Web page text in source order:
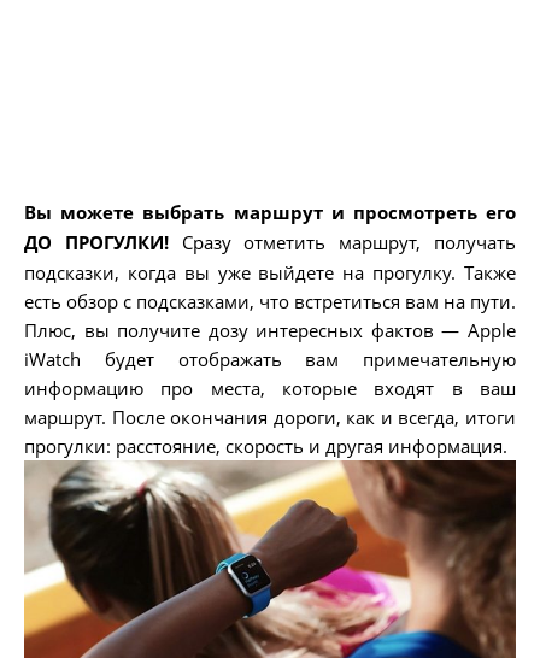
Вы можете выбрать маршрут и просмотреть его
ДО ПРОГУЛКИ!Сразу отметить маршрут, получать
подсказки, когда вы уже выйдете на прогулку. Также
есть обзор с подсказками, что встретиться вам на пути.
Плюс, вы получите дозу интересных фактов — Apple
iWatch будет отображать вам примечательную
информацию про места, которые входят в ваш
маршрут. После окончания дороги, как и всегда, итоги
прогулки: расстояние, скорость и другая информация.